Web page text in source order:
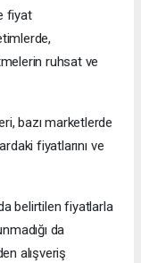
fiyat
ruhsat ve
bazı marketlerde
fiyatlarını ve
belirtilen fiyatlarla
da
alışveriş